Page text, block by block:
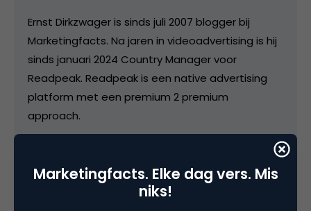
Ernst Dirkzwager is sinds juli 2007 blogger bij
Marketingfacts. Na jaren in videoadvertising is hij
sinds januari 2024 Country Manager voor
Readpeak. Readpeak is een native advertising
platform met een premium 2 premium
approach.
Marketingfacts. Elke dag vers. Mis
niks!